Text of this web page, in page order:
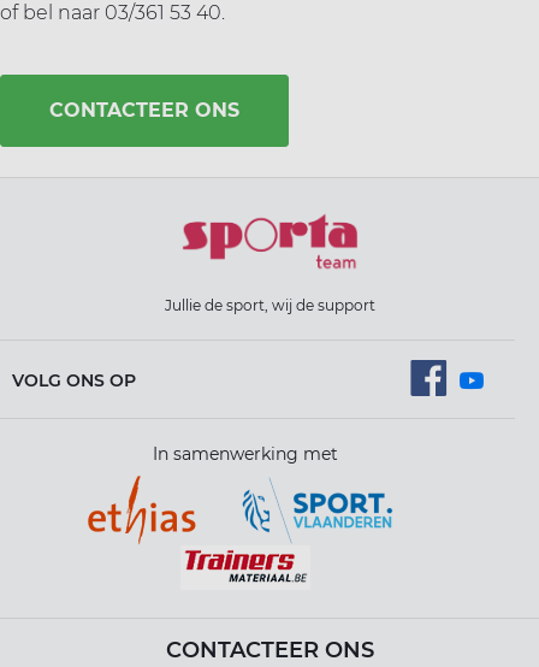
‌of bel naar 03/361 53 40.
CONTACTEER ONS
Jullie de sport, wij de support
VOLG ONS OP
In samenwerking met
CONTACTEER ONS